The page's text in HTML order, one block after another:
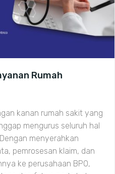
Rumah
kanan rumah sakit yang
mengurus seluruh hal
menyerahkan
pemrosesan klaim, dan
ke perusahaan BPO,